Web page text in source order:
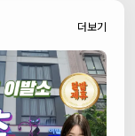
더보기